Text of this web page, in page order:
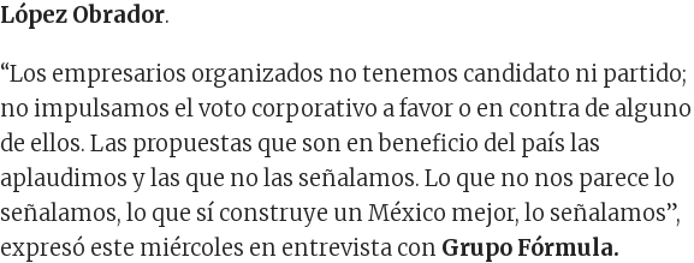
López Obrador.
“Los empresarios organizados no tenemos candidato ni partido;
no impulsamos el voto corporativo a favor o en contra de alguno
de ellos. Las propuestas que son en beneficio del país las
aplaudimos y las que no las señalamos. Lo que no nos parece lo
señalamos, lo que sí construye un México mejor, lo señalamos”,
expresó este miércoles en entrevista con Grupo Fórmula.